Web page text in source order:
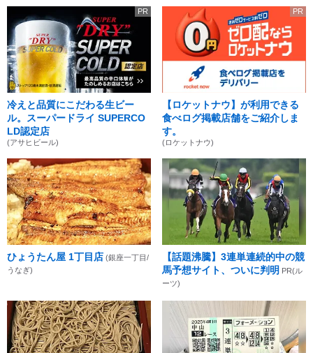
PR
冷えと品質にこだわる生ビー
ル。スーパードライ SUPERCO
LD認定店
(アサヒビール)
PR
【ロケットナウ】が利用できる
食べログ掲載店舗をご紹介しま
す。
(ロケットナウ)
ひょうたん屋 1丁目店 (銀座一丁目/
うなぎ)
【話題沸騰】3連単連続的中の競
馬予想サイト、ついに判明 PR(ル
ーツ)